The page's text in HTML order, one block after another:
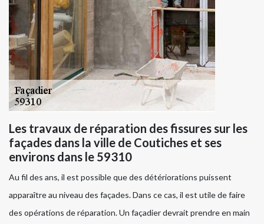
Les travaux de réparation des fissures sur les
façades dans la ville de Coutiches et ses
environs dans le 59310
Au fil des ans, il est possible que des détériorations puissent
apparaître au niveau des façades. Dans ce cas, il est utile de faire
des opérations de réparation. Un façadier devrait prendre en main